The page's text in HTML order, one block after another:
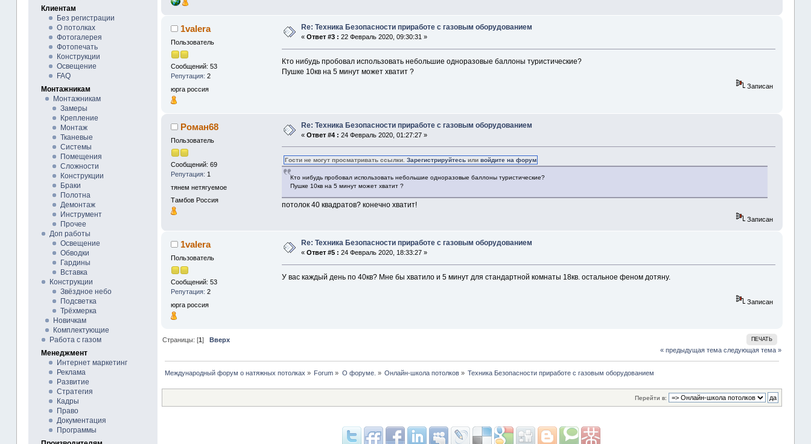
Клиентам
Без регистрации
О потолках
Фотогалерея
Фотопечать
Конструкции
Освещение
FAQ
Монтажникам
Монтажникам
Замеры
Крепление
Монтаж
Тканевые
Системы
Помещения
Сложности
Конструкции
Браки
Полотна
Демонтаж
Инструмент
Прочее
Доп работы
Освещение
Обводки
Гардины
Вставка
Конструкции
Звёздное небо
Подсветка
Трёхмерка
Новичкам
Комплектующие
Работа с газом
Менеджмент
Интернет маркетинг
Реклама
Развитие
Стратегия
Кадры
Право
Документация
Программы
1valera
Пользователь
Сообщений: 53
Репутация: 2
юрга россия
Re: Техника Безопасности приработе с газовым оборудованием
« Ответ #3 : 22 Февраль 2020, 09:30:31 »
Кто нибудь пробовал использовать небольшие одноразовые баллоны туристические?
Пушке 10кв на 5 минут может хватит ?
Записан
Роман68
Пользователь
Сообщений: 69
Репутация: 1
тянем нетягуемое
Тамбов Россия
Re: Техника Безопасности приработе с газовым оборудованием
« Ответ #4 : 24 Февраль 2020, 01:27:27 »
Гости не могут просматривать ссылки. Зарегистрируйтесьили войдите на форум
Кто нибудь пробовал использовать небольшие одноразовые баллоны туристические?
Пушке 10кв на 5 минут может хватит ?
потолок 40 квадратов? конечно хватит!
Записан
1valera
Пользователь
Сообщений: 53
Репутация: 2
юрга россия
Re: Техника Безопасности приработе с газовым оборудованием
« Ответ #5 : 24 Февраль 2020, 18:33:27 »
У вас каждый день по 40кв? Мне бы хватило и 5 минут для стандартной комнаты 18кв. остальное феном дотяну.
Записан
ПЕЧАТЬ
Страницы: [1]Вверх
« предыдущая тема следующая тема »
Международный форум о натяжных потолках » Forum » О форуме. » Онлайн-школа потолков » Техника Безопасности приработе с газовым оборудованием
Перейти в: